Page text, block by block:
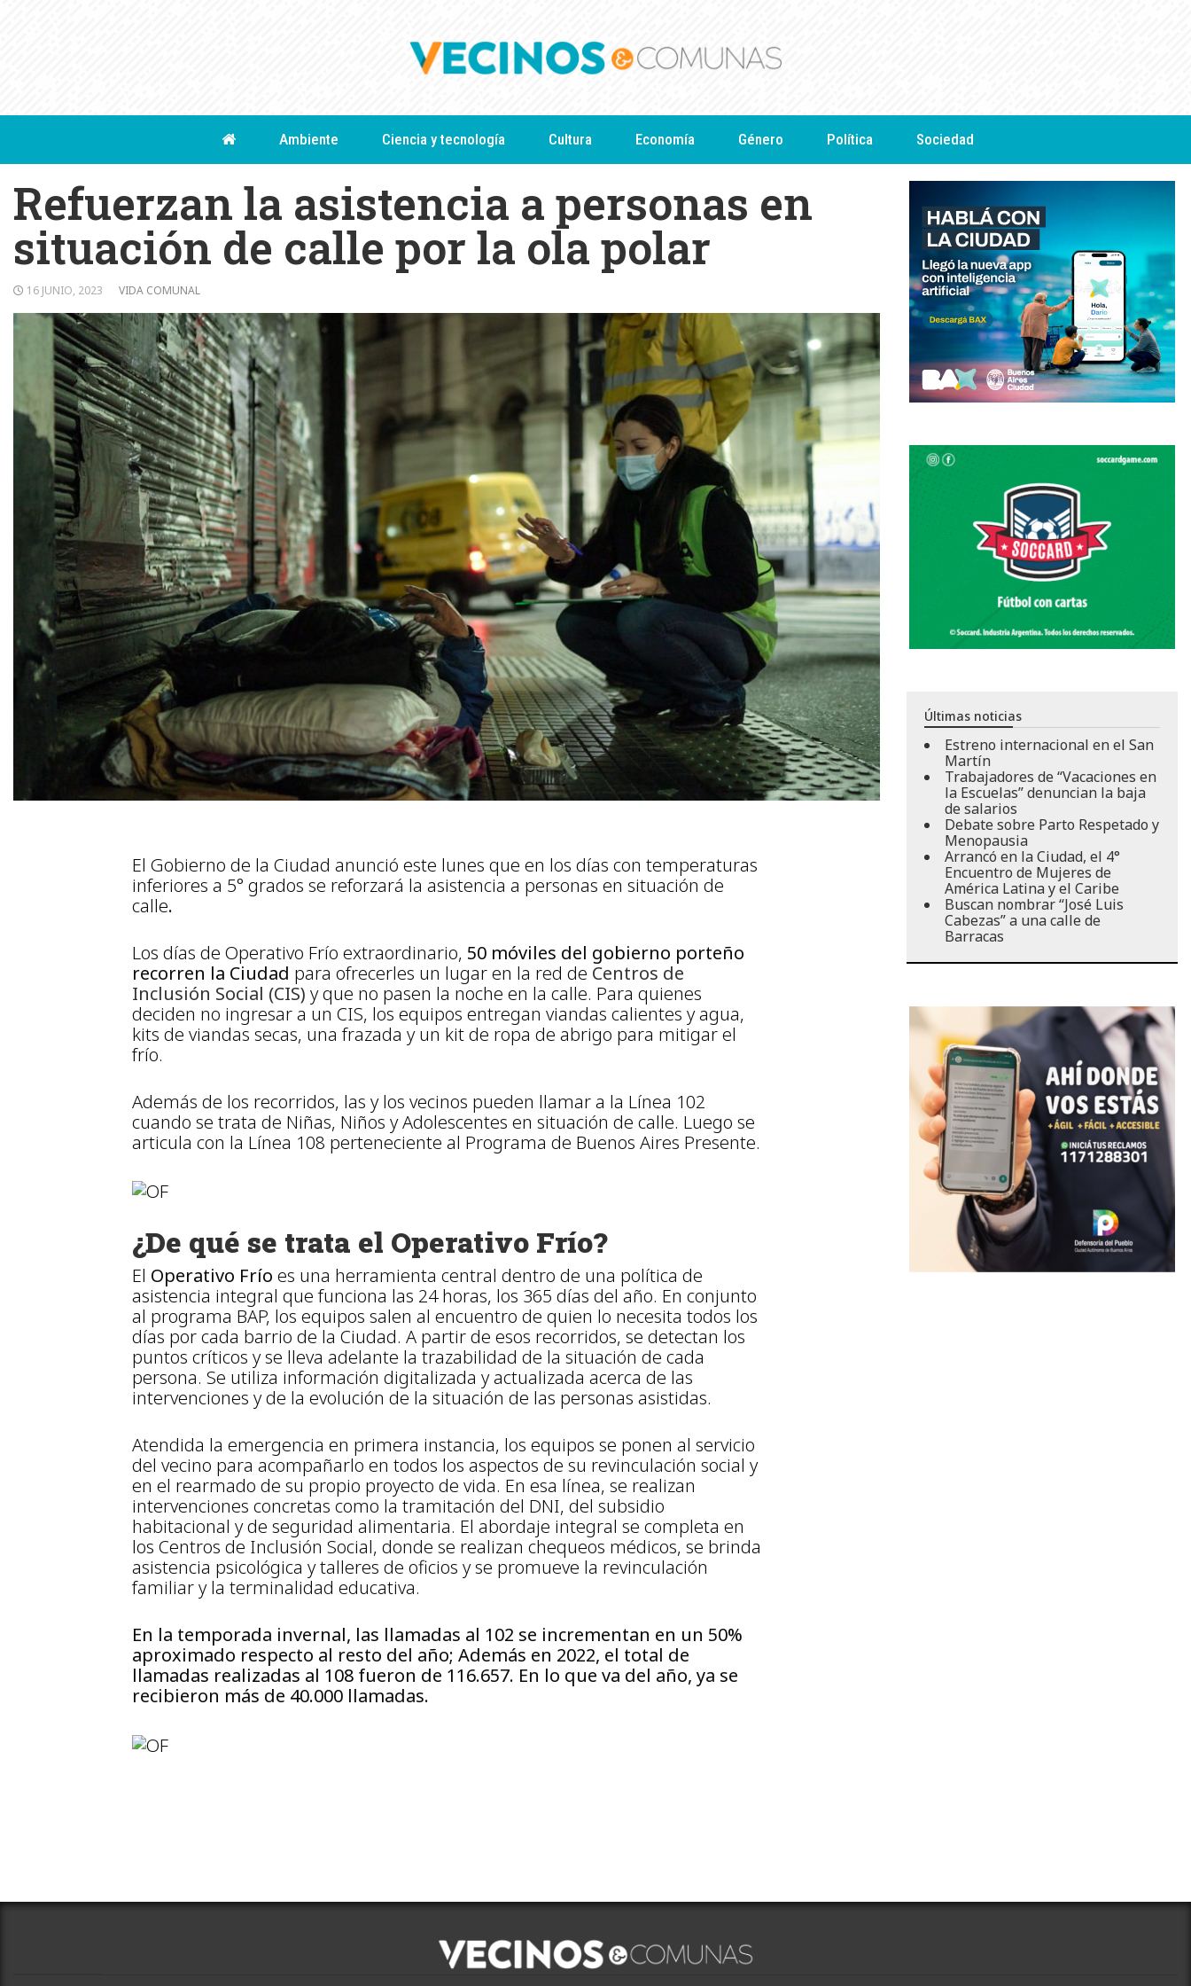
Ambiente Ciencia y tecnología Cultura Economía Género Política Sociedad
Refuerzan la asistencia a personas en
situación de calle por la ola polar
16 JUNIO, 2023 VIDA COMUNAL
El Gobierno de la Ciudad anunció este lunes que en los días con temperaturas
inferiores a 5° grados se reforzará la asistencia a personas en situación de
calle.
Los días de Operativo Frío extraordinario, 50 móviles del gobierno porteño
recorren la Ciudad para ofrecerles un lugar en la red de Centros de
Inclusión Social (CIS) y que no pasen la noche en la calle. Para quienes
deciden no ingresar a un CIS, los equipos entregan viandas calientes y agua,
kits de viandas secas, una frazada y un kit de ropa de abrigo para mitigar el
frío.
Además de los recorridos, las y los vecinos pueden llamar a la Línea 102
cuando se trata de Niñas, Niños y Adolescentes en situación de calle. Luego se
articula con la Línea 108 perteneciente al Programa de Buenos Aires Presente.
¿De qué se trata el Operativo Frío?
El Operativo Frío es una herramienta central dentro de una política de
asistencia integral que funciona las 24 horas, los 365 días del año. En conjunto
al programa BAP, los equipos salen al encuentro de quien lo necesita todos los
días por cada barrio de la Ciudad. A partir de esos recorridos, se detectan los
puntos críticos y se lleva adelante la trazabilidad de la situación de cada
persona. Se utiliza información digitalizada y actualizada acerca de las
intervenciones y de la evolución de la situación de las personas asistidas.
Atendida la emergencia en primera instancia, los equipos se ponen al servicio
del vecino para acompañarlo en todos los aspectos de su revinculación social y
en el rearmado de su propio proyecto de vida. En esa línea, se realizan
intervenciones concretas como la tramitación del DNI, del subsidio
habitacional y de seguridad alimentaria. El abordaje integral se completa en
los Centros de Inclusión Social, donde se realizan chequeos médicos, se brinda
asistencia psicológica y talleres de oficios y se promueve la revinculación
familiar y la terminalidad educativa.
En la temporada invernal, las llamadas al 102 se incrementan en un 50%
aproximado respecto al resto del año; Además en 2022, el total de
llamadas realizadas al 108 fueron de 116.657. En lo que va del año, ya se
recibieron más de 40.000 llamadas.
Últimas noticias
Estreno internacional en el San
Martín
Trabajadores de “Vacaciones en
la Escuelas” denuncian la baja
de salarios
Debate sobre Parto Respetado y
Menopausia
Arrancó en la Ciudad, el 4°
Encuentro de Mujeres de
América Latina y el Caribe
Buscan nombrar “José Luis
Cabezas” a una calle de
Barracas